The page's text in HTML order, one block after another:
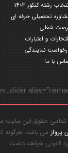
رشته کنکور 1403
تحصیلی حرفه ای
شغلی
و اعتبارات
نمایندگی
با ما
پروازمی باشد، هرگونه
قانونی خواهد داشت.